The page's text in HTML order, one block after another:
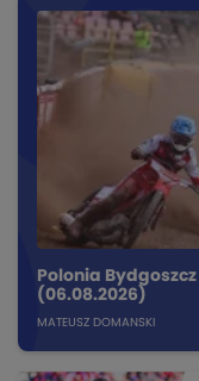
Polonia
(06.08.2026)
MATEUSZ DOMANSKI